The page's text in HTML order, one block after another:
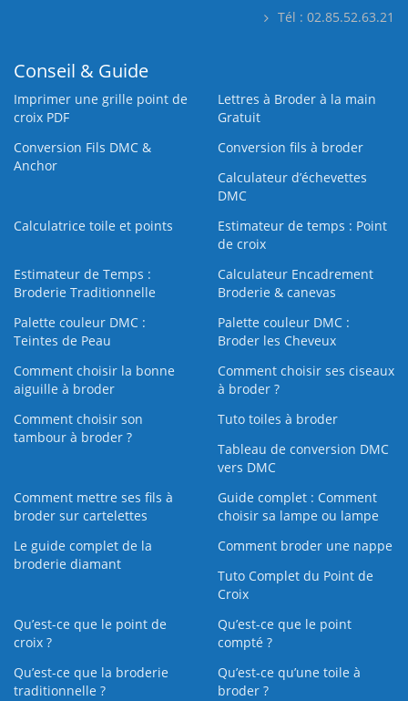
Tél : 02.85.52.63.21
Conseil & Guide
Imprimer une grille point de
croix PDF
Lettres à Broder à la main
Gratuit
Conversion Fils DMC &
Anchor
Conversion fils à broder
Calculateur d’échevettes
DMC
Calculatrice toile et points
Estimateur de temps : Point
de croix
Estimateur de Temps :
Broderie Traditionnelle
Calculateur Encadrement
Broderie & canevas
Palette couleur DMC :
Teintes de Peau
Palette couleur DMC :
Broder les Cheveux
Comment choisir la bonne
aiguille à broder
Comment choisir ses ciseaux
à broder ?
Comment choisir son
tambour à broder ?
Tuto toiles à broder
Tableau de conversion DMC
vers DMC
Comment mettre ses fils à
broder sur cartelettes
Guide complet : Comment
choisir sa lampe ou lampe
Le guide complet de la
broderie diamant
Comment broder une nappe
Tuto Complet du Point de
Croix
Qu’est-ce que le point de
croix ?
Qu’est-ce que le point
compté ?
Qu’est-ce que la broderie
traditionnelle ?
Qu’est‑ce qu’une toile à
broder ?